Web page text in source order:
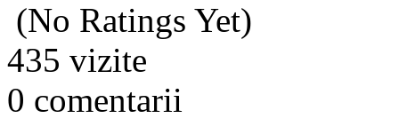
(No Ratings Yet)
435 vizite
0 comentarii